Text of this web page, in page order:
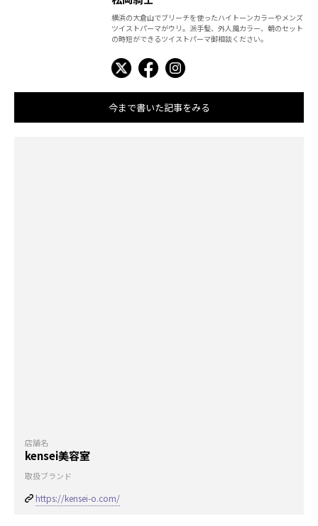
横浜の大倉山でブリーチを使ったハイトーンカラーやメンズ
ツイストパーマがウリ。派手髪、外人風カラー、朝のセット
の時短ができるツイストパーマ御相談ください。
今まで書いた記事をみる
店舗名
kensei美容室
取扱ブランド
https://kensei-o.com/